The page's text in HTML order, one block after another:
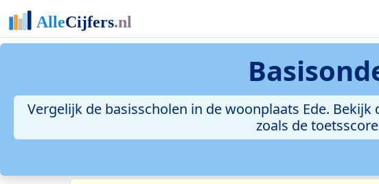
Vergelijk de basisscholen in de woonplaats Ede.
zoals de